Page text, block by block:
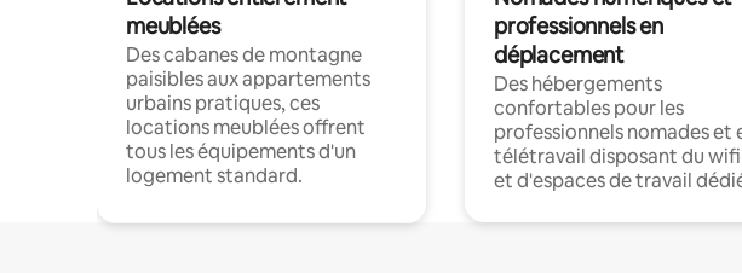
meublées
Des cabanes de montagne
paisibles aux appartements
urbains pratiques, ces
locations meublées offrent
tous les équipements d'un
logement standard.
professionnels en
déplacement
Des hébergements
confortables pour les
professionnels nomades et
télétravail disposant du wifi
et d'espaces de travail